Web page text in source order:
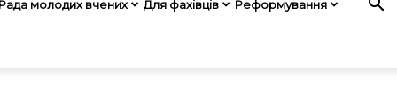
Рада молодих вчених Для фахівців Реформування